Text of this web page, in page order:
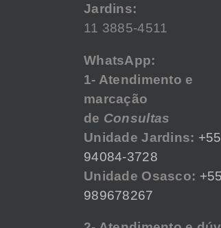
Jardins:
11 3885-4511
WhatsApp:
1- Atendimento e
marcação
de Consultas
Unidade Jardins:
94084-3728
Unidade Osasco:
989678267